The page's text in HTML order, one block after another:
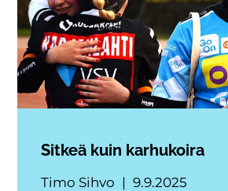
Sitkeä kuin karhukoira
Timo Sihvo 9.9.2025